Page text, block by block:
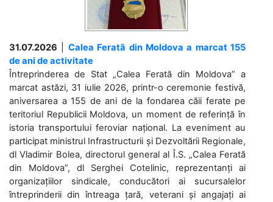
31.07.2026
Calea Ferată din Moldova a marcat 155
de ani de activitate
Întreprinderea de Stat „Calea Ferată din Moldova” a
marcat astăzi, 31 iulie 2026, printr-o ceremonie festivă,
aniversarea a 155 de ani de la fondarea căii ferate pe
teritoriul Republicii Moldova, un moment de referință în
istoria transportului feroviar național. La eveniment au
participat ministrul Infrastructurii și Dezvoltării Regionale,
dl Vladimir Bolea, directorul general al Î.S. „Calea Ferată
din Moldova”, dl Serghei Cotelinic, reprezentanți ai
organizațiilor sindicale, conducători ai sucursalelor
întreprinderii din întreaga țară, veterani și angajați ai